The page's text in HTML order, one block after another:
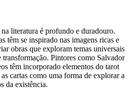
literatura é profundo e duradouro.
têm se inspirado nas imagens ricas e
obras que exploram temas universais
Pintores como Salvador
têm incorporado elementos do tarot
cartas como uma forma de explorar a
da existência.